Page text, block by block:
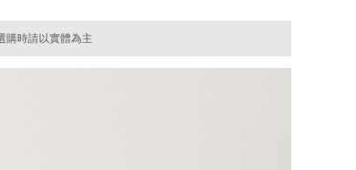
購時請以實體為主